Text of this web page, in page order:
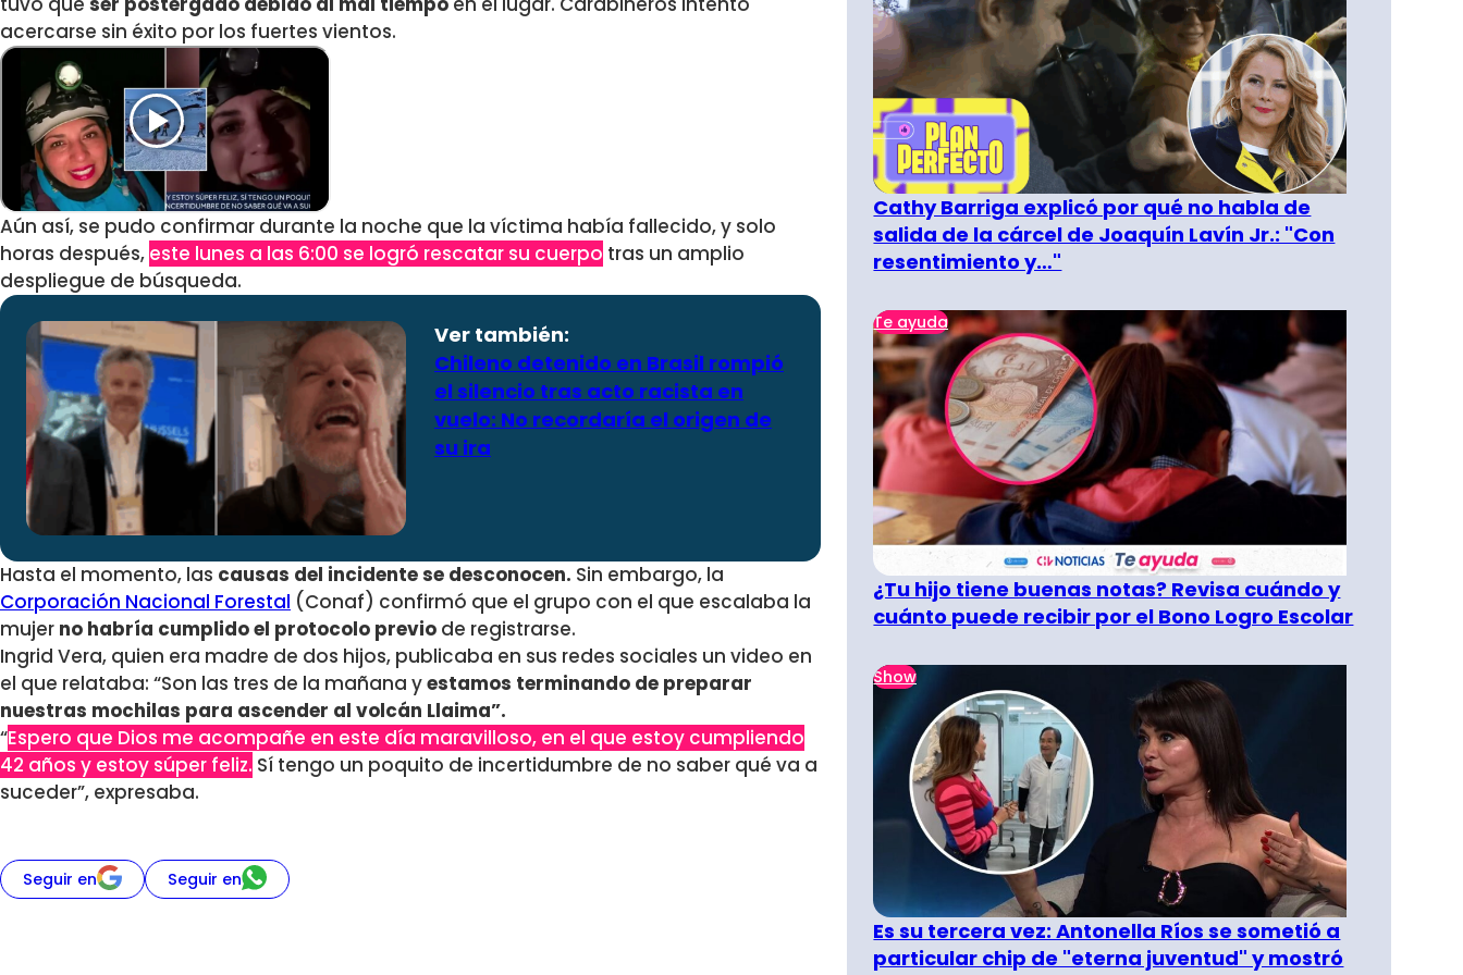
acercarse sin éxito por los fuertes vientos.
Aún así, se pudo confirmar durante la noche que la víctima había fallecido, y solo
horas después, este lunes a las 6:00 se logró rescatar su cuerpo tras un amplio
despliegue de búsqueda.
Ver también:
Chileno detenido en Brasil rompió
el silencio tras acto racista en
vuelo: No recordaría el origen de
su ira
Hasta el momento, las causas del incidente se desconocen. Sin embargo, la
Corporación Nacional Forestal (Conaf) confirmó que el grupo con el que escalaba la
mujer no habría cumplido el protocolo previo de registrarse.
Ingrid Vera, quien era madre de dos hijos, publicaba en sus redes sociales un video en
el que relataba: “Son las tres de la mañana yestamos terminando de preparar
nuestras mochilas para ascender al volcán Llaima”.
“Espero que Dios me acompañe en este día maravilloso, en el que estoy cumpliendo
42 años y estoy súper feliz. Sí tengo un poquito de incertidumbre de no saber qué va a
suceder”, expresaba.
Seguir en Seguir en
Cathy Barriga explicó por qué no habla de
salida de la cárcel de Joaquín Lavín Jr.: "Con
resentimiento y…"
Te ayuda
¿Tu hijo tiene buenas notas? Revisa cuándo y
cuánto puede recibir por el Bono Logro Escolar
Show
Es su tercera vez: Antonella Ríos se sometió a
particular chip de "eterna juventud" y mostró